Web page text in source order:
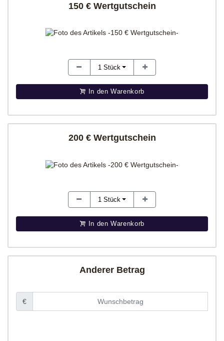
150 € Wertgutschein
1 Stück
In den Warenkorb
200 € Wertgutschein
1 Stück
In den Warenkorb
Anderer Betrag
€